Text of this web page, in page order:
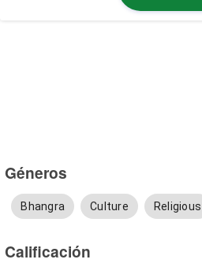
Géneros
Bhangra Culture Religious
Calificación